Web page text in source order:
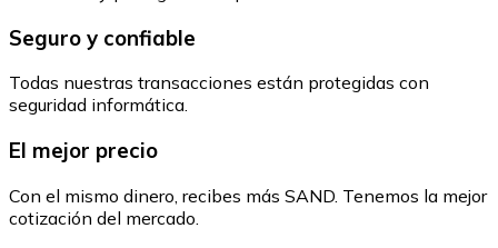
Seguro y confiable
Todas nuestras transacciones están protegidas con
seguridad informática.
El mejor precio
Con el mismo dinero, recibes más SAND. Tenemos la mejor
cotización del mercado.